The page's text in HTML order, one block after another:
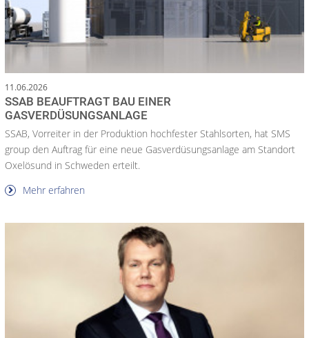
11.06.2026
SSAB BEAUFTRAGT BAU EINER
GASVERDÜSUNGSANLAGE
SSAB, Vorreiter in der Produktion hochfester Stahlsorten, hat SMS
group den Auftrag für eine neue Gasverdüsungsanlage am Standort
Oxelösund in Schweden erteilt.
Mehr erfahren